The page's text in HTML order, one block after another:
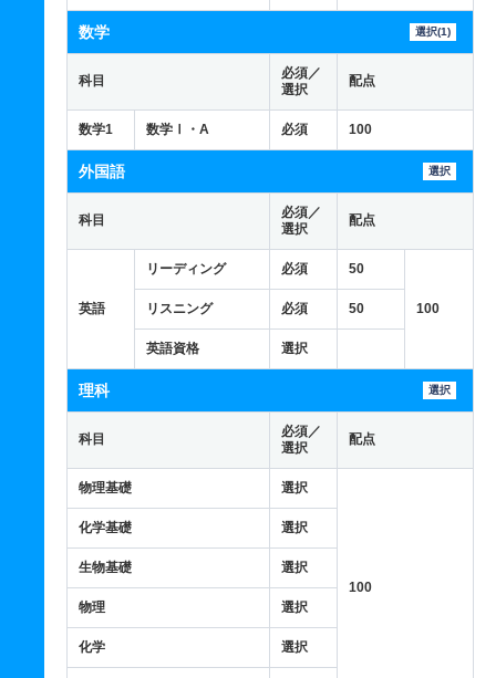
数学 選択(1)
科目
必須／
選択
配点
数学1 数学Ⅰ・A 必須 100
外国語 選択
科目
必須／
選択
配点
英語
リーディング 必須 50
100
リスニング 必須 50
英語資格 選択
理科 選択
科目
必須／
選択
配点
物理基礎 選択
100
化学基礎 選択
生物基礎 選択
物理 選択
化学 選択